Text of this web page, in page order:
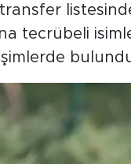
tecrübeli